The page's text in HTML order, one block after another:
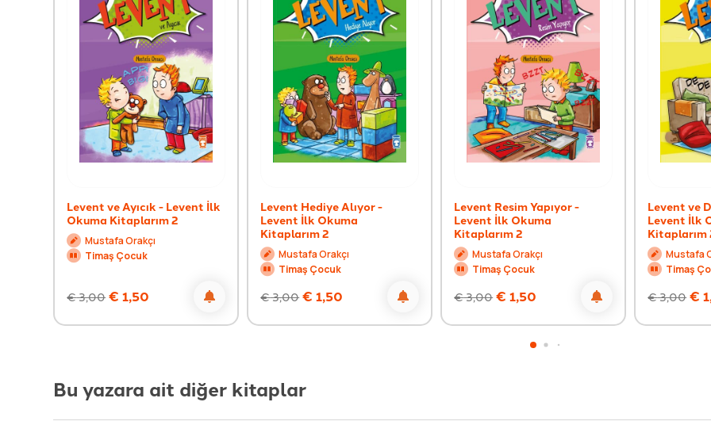
Levent ve Ayıcık - Levent İlk
Okuma Kitaplarım 2
Mustafa Orakçı
Timaş Çocuk
€3,00 € 1,50
Levent Hediye Alıyor -
Levent İlk Okuma
Kitaplarım 2
Mustafa Orakçı
Timaş Çocuk
€3,00 € 1,50
Levent Resim Yapıyor -
Levent İlk Okuma
Kitaplarım 2
Mustafa Orakçı
Timaş Çocuk
€3,00 € 1,50
Levent ve
Levent İlk
Kitaplarım
Mustafa
Timaş
€3,00 €
Bu yazara ait diğer kitaplar